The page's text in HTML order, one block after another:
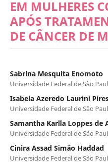
EM MULHERES
APÓS
DE CÂNCER DE
Sabrina Mesquita Enomoto
Universidade Federal de São
Isabela Azeredo Laurini
Universidade Federal de São
Samantha Karlla Loppes de
Universidade Federal de São
Cinira Assad Simão Haddad
Universidade Federal de São